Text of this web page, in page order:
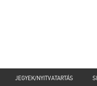
JEGYEK/NYITVATARTÁS